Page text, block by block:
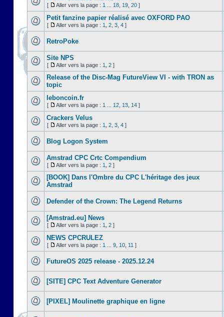
[ Aller vers la page : 1 18 19 20 ]
Petit fanzine papier réalisé avec OXFORD PAO
[ Aller vers la page : 1 2 3 4 ]
RetroPoke
Site NPS
[ Aller vers la page : 1 2 ]
Release of the Disc-Mag FutureView VI - with TRON as
topic
leboncoin.fr
[ Aller vers la page : 1 12 13 14 ]
Crackers Velus
[ Aller vers la page : 1 2 3 4 ]
Blog Logon System
Amstrad CPC Crtc Compendium
[ Aller vers la page : 1 2 ]
[BOOK] Dans l'Ombre du CPC L'héritage des jeux
Amstrad
Defender of the Crown: The Legend Returns
[Amstrad.eu] News
[ Aller vers la page : 1 2 ]
NEWS CPCRULEZ
[ Aller vers la page : 1 9 10 11 ]
FutureOS 2025 release - 2025.12.24
[SITE] CPC Text Adventure Generator
[PIXEL] Moulinette graphique en ligne